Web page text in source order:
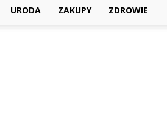
URODA ZAKUPY ZDROWIE